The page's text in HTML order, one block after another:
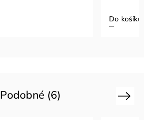
Do košíku
Podobné (6) Next